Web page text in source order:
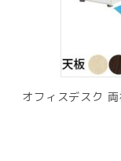
オフィスデスク